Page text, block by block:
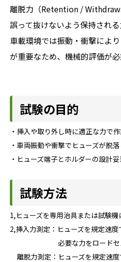
離脱力（Retention /
誤って抜けないよう保持され
車載環境では振動・衝撃によ
が重要なため、機械的評価が必
試験の目的
・挿入や取り外し時に適正な力で
・車両振動や衝撃でヒューズが脱
・ヒューズ端子とホルダーの設計
試験方法
1,ヒューズを専用治具または試験機
2,挿入力測定：ヒューズを規定速度
必要な力をロードセル
離脱力測定：ヒューズを規定速